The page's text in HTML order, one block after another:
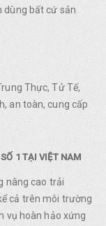
dùng bất cứ sản
Thực, Tử Tế,
an toàn, cung cấp
1 TẠI VIỆT NAM
nâng cao trải
cả trên môi trường
vụ hoàn hảo xứng